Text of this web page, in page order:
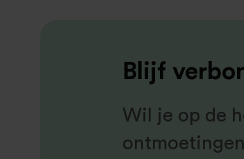
Blijf
Wil je op de